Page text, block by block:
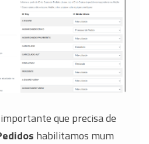
que precisa de
habilitamos mum